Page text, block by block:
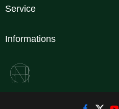
Service
Informations